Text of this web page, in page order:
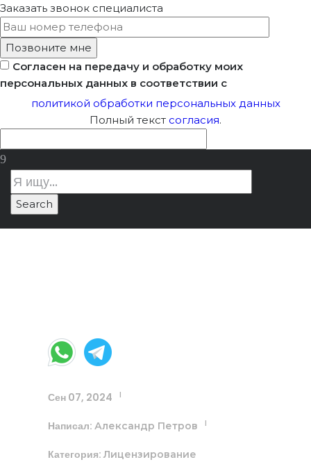
Заказать звонок специалиста
Согласен на передачу и обработку моих
персональных данных в соответствии с
политикой обработки персональных данных
Полный текст согласия.
Сен 07, 2024 |
Написал: Александр Петров |
Категория: Лицензирование